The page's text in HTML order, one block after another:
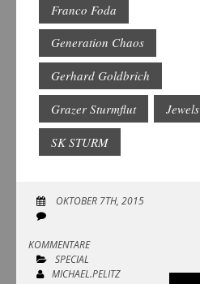
Franco Foda
Generation Chaos
Gerhard Goldbrich
Grazer Sturmflut Jewels
SK STURM
OKTOBER 7TH, 2015
KOMMENTARE
SPECIAL
MICHAEL.PELITZ